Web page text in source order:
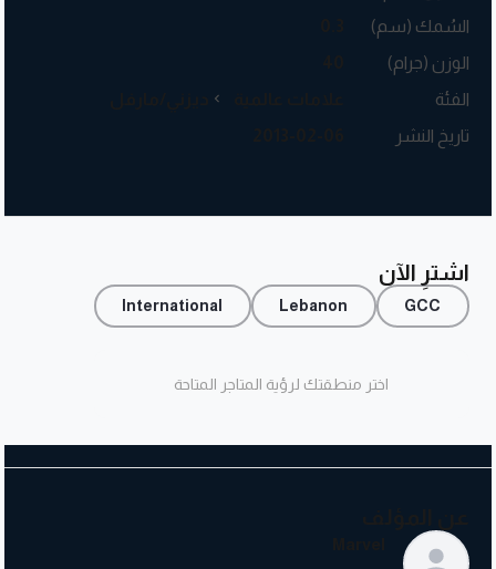
السُمك (سم)
الوزن (جرام)
الفئة
تاريخ النشر
اشترِ الآن
GCC
Lebanon
International
اختر منطقتك لرؤية المتاجر المتاحة